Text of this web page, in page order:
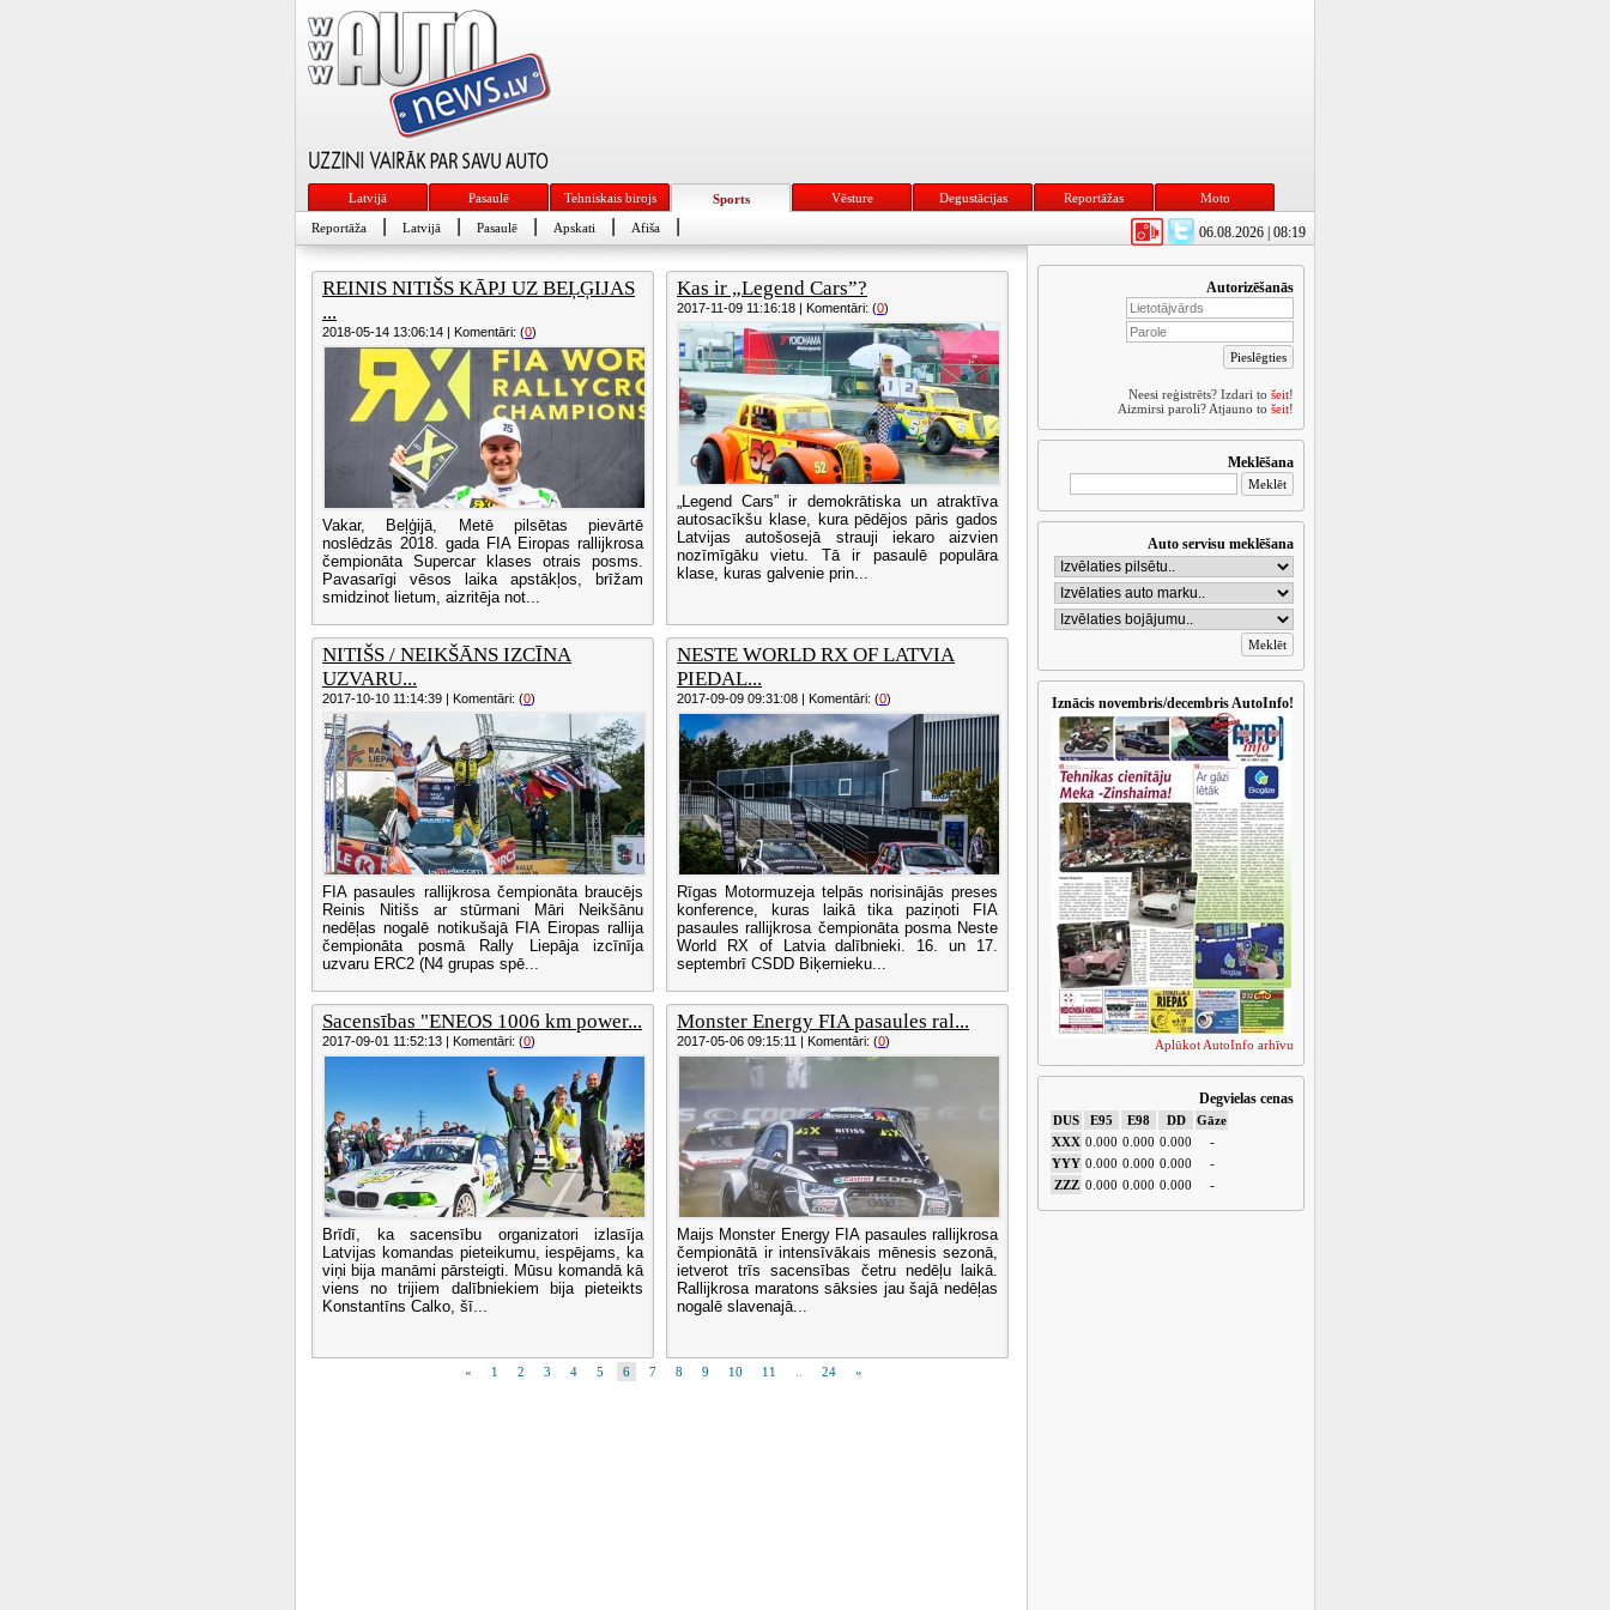
Latvijā Pasaulē Tehniskais birojs Sports Vēsture Degustācijas Reportāžas Moto
06.08.2026 | 08:19
Reportāža Latvijā Pasaulē Apskati Afiša
REINIS NITIŠS KĀPJ UZ BEĻĢIJAS
...
2018-05-14 13:06:14 | Komentāri: (0)
Vakar, Beļģijā, Metē pilsētas pievārtē
noslēdzās 2018. gada FIA Eiropas rallijkrosa
čempionāta Supercar klases otrais posms.
Pavasarīgi vēsos laika apstākļos, brīžam
smidzinot lietum, aizritēja not...
Kas ir „Legend Cars”?
2017-11-09 11:16:18 | Komentāri: (0)
„Legend Cars” ir demokrātiska un atraktīva
autosacīkšu klase, kura pēdējos pāris gados
Latvijas autošosejā strauji iekaro aizvien
nozīmīgāku vietu. Tā ir pasaulē populāra
klase, kuras galvenie prin...
NITIŠS / NEIKŠĀNS IZCĪNA
UZVARU...
2017-10-10 11:14:39 | Komentāri: (0)
FIA pasaules rallijkrosa čempionāta braucējs
Reinis Nitišs ar stūrmani Māri Neikšānu
nedēļas nogalē notikušajā FIA Eiropas rallija
čempionāta posmā Rally Liepāja izcīnīja
uzvaru ERC2 (N4 grupas spē...
NESTE WORLD RX OF LATVIA
PIEDAL...
2017-09-09 09:31:08 | Komentāri: (0)
Rīgas Motormuzeja telpās norisinājās preses
konference, kuras laikā tika paziņoti FIA
pasaules rallijkrosa čempionāta posma Neste
World RX of Latvia dalībnieki. 16. un 17.
septembrī CSDD Biķernieku...
Sacensības "ENEOS 1006 km power...
2017-09-01 11:52:13 | Komentāri: (0)
Brīdī, ka sacensību organizatori izlasīja
Latvijas komandas pieteikumu, iespējams, ka
viņi bija manāmi pārsteigti. Mūsu komandā kā
viens no trijiem dalībniekiem bija pieteikts
Konstantīns Calko, šī...
Monster Energy FIA pasaules ral...
2017-05-06 09:15:11 | Komentāri: (0)
Maijs Monster Energy FIA pasaules rallijkrosa
čempionātā ir intensīvākais mēnesis sezonā,
ietverot trīs sacensības četru nedēļu laikā.
Rallijkrosa maratons sāksies jau šajā nedēļas
nogalē slavenajā...
« 1 2 3 4 5 6 7 8 9 10 11 24 »
Autorizēšanās
Neesi reģistrēts? Izdari to šeit!
Aizmirsi paroli? Atjauno to šeit!
Meklēšana
Auto servisu meklēšana
Iznācis novembris/decembris AutoInfo!
Aplūkot AutoInfo arhīvu
Degvielas cenas
DUS E95 E98 DD
Gāze
XXX 0.000 0.000 0.000
-
YYY 0.000 0.000 0.000
-
ZZZ 0.000 0.000 0.000 -